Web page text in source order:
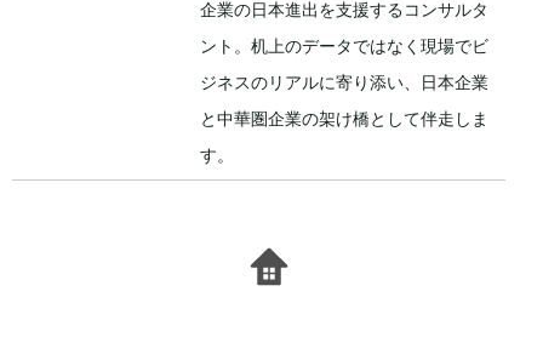
企業の日本進出を支援するコンサルタ
ント。机上のデータではなく現場でビ
ジネスのリアルに寄り添い、日本企業
と中華圏企業の架け橋として伴走しま
す。